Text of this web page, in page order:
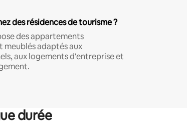
des résidences de tourisme ?
des appartements
meublés adaptés aux
aux logements d'entreprise et
durée